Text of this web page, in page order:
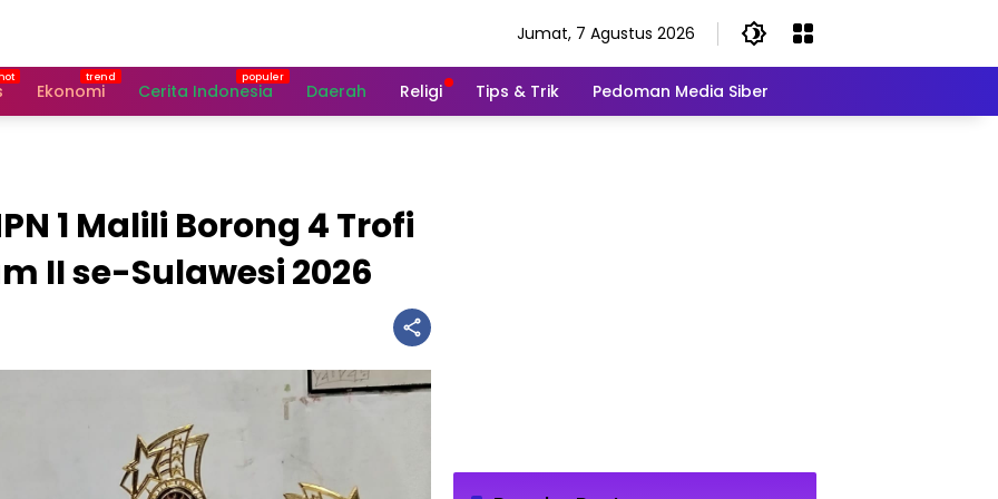
Jumat, 7 Agustus 2026
Ekonomi Cerita Indonesia Daerah Religi Tips & Trik Pedoman Media Siber
1 Malili Borong 4 Trofi
II se-Sulawesi 2026